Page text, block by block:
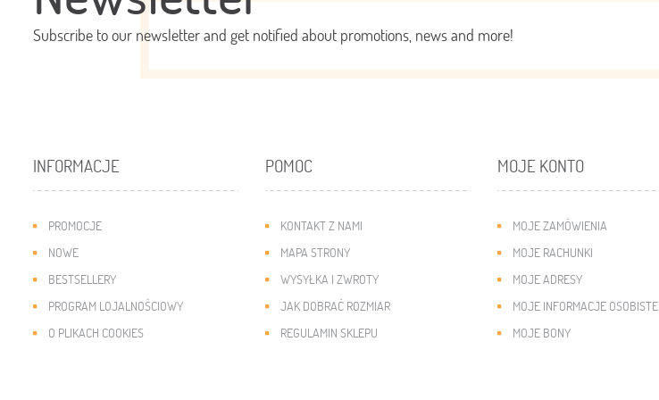
Subscribe to our newsletter and get notified about promotions, news and more!
INFORMACJE
PROMOCJE
NOWE
BESTSELLERY
PROGRAM LOJALNOŚCIOWY
O PLIKACH COOKIES
POMOC
KONTAKT Z NAMI
MAPA STRONY
WYSYŁKA I ZWROTY
JAK DOBRAĆ ROZMIAR
REGULAMIN SKLEPU
MOJE KONTO
MOJE ZAMÓWIENIA
MOJE RACHUNKI
MOJE ADRESY
MOJE INFORMACJE OSOBISTE
MOJE BONY